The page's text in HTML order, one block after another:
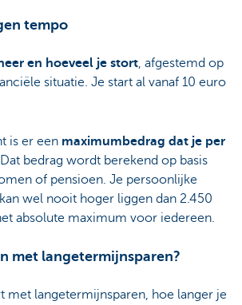
tempo
en hoeveel je stort, afgestemd op
situatie. Je start al vanaf 10 euro
is er een maximumbedrag dat je per
bedrag wordt berekend op basis
of pensioen. Je persoonlijke
wel nooit hoger liggen dan 2.450
absolute maximum voor iedereen.
met langetermijnsparen?
met langetermijnsparen, hoe langer je